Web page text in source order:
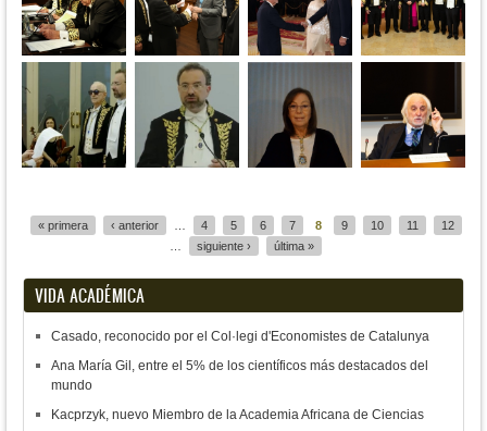
« primera ‹ anterior 4 5 6 7 8 9 10 11
12
siguiente › última »
VIDA ACADÉMICA
Casado, reconocido por el Col·legi d'Economistes de Catalunya
Ana María Gil, entre el 5% de los científicos más destacados del
mundo
Kacprzyk, nuevo Miembro de la Academia Africana de Ciencias